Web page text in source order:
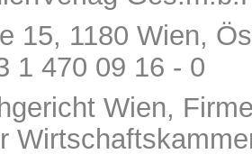
15, 1180 Wien,
1 470 09 16 - 0
Wien,